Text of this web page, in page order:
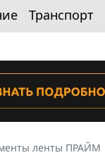
Транспорт
ленты ПРАЙМ